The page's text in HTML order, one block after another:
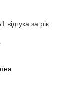
відгука за рік